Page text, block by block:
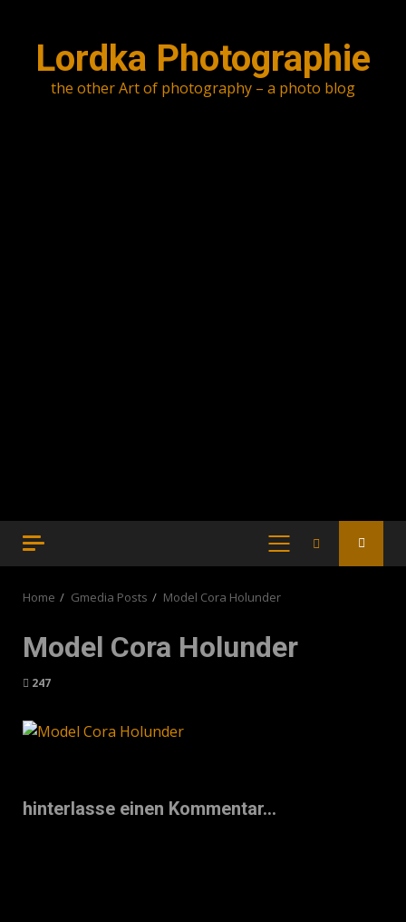
Lordka Photographie
the other Art of photography – a photo blog
PRIMARY
Home Gmedia Posts Model Cora Holunder
Model Cora Holunder
247
hinterlasse einen Kommentar...